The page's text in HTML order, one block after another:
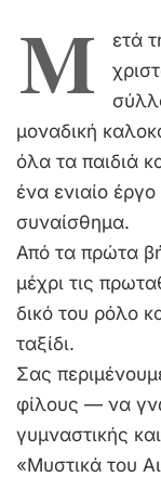
Μ
ετά
μοναδική
όλα τα παιδιά
ένα ενιαίο
συναίσθημα.
Από τα πρώτα
μέχρι τις
δικό του ρόλο
ταξίδι.
Σας
φίλους — να
γυμναστικής
«Μυστικά του